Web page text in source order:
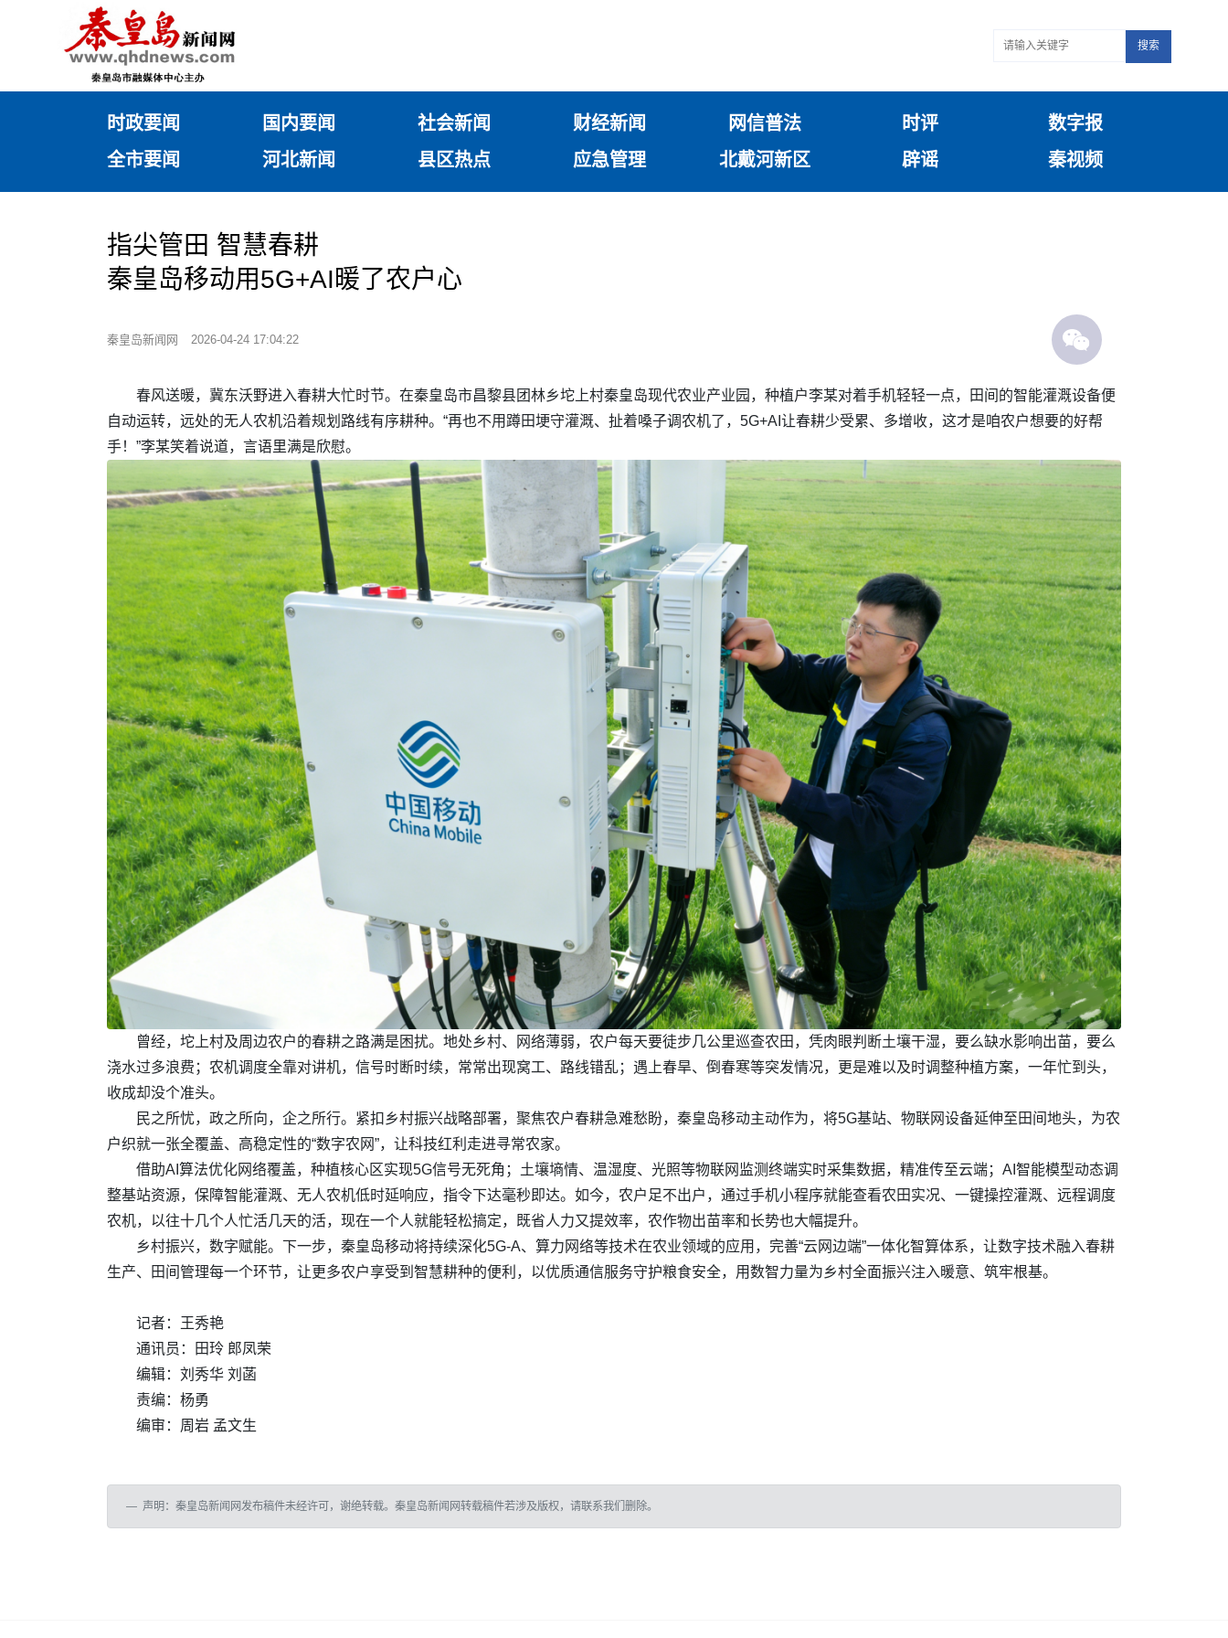
搜索
时政要闻 国内要闻 社会新闻 财经新闻 网信普法 时评
数字报
全市要闻
河北新闻 县区热点 应急管理 北戴河新区 辟谣 秦视频
指尖管田 智慧春耕
秦皇岛移动用5G+AI暖了农户心
秦皇岛新闻网 2026-04-24 17:04:22
春风送暖，冀东沃野进入春耕大忙时节。在秦皇岛市昌黎县团林乡坨上村秦皇岛现代农业产业园，种植户李某对着手机轻轻一点，田间的智能灌溉设备便
自动运转，远处的无人农机沿着规划路线有序耕种。“再也不用蹲田埂守灌溉、扯着嗓子调农机了，5G+AI让春耕少受累、多增收，这才是咱农户想要的好帮
手！”李某笑着说道，言语里满是欣慰。
曾经，坨上村及周边农户的春耕之路满是困扰。地处乡村、网络薄弱，农户每天要徒步几公里巡查农田，凭肉眼判断土壤干湿，要么缺水影响出苗，要么
浇水过多浪费；农机调度全靠对讲机，信号时断时续，常常出现窝工、路线错乱；遇上春旱、倒春寒等突发情况，更是难以及时调整种植方案，一年忙到头，
收成却没个准头。
民之所忧，政之所向，企之所行。紧扣乡村振兴战略部署，聚焦农户春耕急难愁盼，秦皇岛移动主动作为，将5G基站、物联网设备延伸至田间地头，为农
户织就一张全覆盖、高稳定性的“数字农网”，让科技红利走进寻常农家。
借助AI算法优化网络覆盖，种植核心区实现5G信号无死角；土壤墒情、温湿度、光照等物联网监测终端实时采集数据，精准传至云端；AI智能模型动态调
整基站资源，保障智能灌溉、无人农机低时延响应，指令下达毫秒即达。如今，农户足不出户，通过手机小程序就能查看农田实况、一键操控灌溉、远程调度
农机，以往十几个人忙活几天的活，现在一个人就能轻松搞定，既省人力又提效率，农作物出苗率和长势也大幅提升。
乡村振兴，数字赋能。下一步，秦皇岛移动将持续深化5G-A、算力网络等技术在农业领域的应用，完善“云网边端”一体化智算体系，让数字技术融入春耕
生产、田间管理每一个环节，让更多农户享受到智慧耕种的便利，以优质通信服务守护粮食安全，用数智力量为乡村全面振兴注入暖意、筑牢根基。
记者：王秀艳
通讯员：田玲 郎凤荣
编辑：刘秀华 刘菡
责编：杨勇
编审：周岩 孟文生
声明：秦皇岛新闻网发布稿件未经许可，谢绝转载。秦皇岛新闻网转载稿件若涉及版权，请联系我们删除。